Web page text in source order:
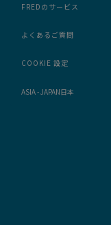
FREDのサービス
よくあるご質問
COOKIE 設定
ASIA - JAPAN日本